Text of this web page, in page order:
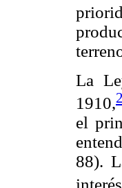
La
1910,
el
88).